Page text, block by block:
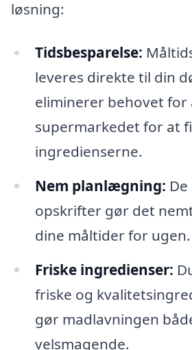
løsning:
Tidsbesparelse:
leveres direkte til din
eliminerer behovet for
supermarkedet for at
ingredienserne.
Nem planlægning:
opskrifter gør det
dine måltider for ugen.
Friske ingredienser:
friske og
gør madlavningen
velsmagende.